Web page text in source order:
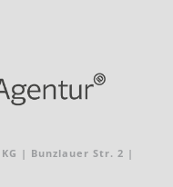
| Bunzlauer Str. 2 |